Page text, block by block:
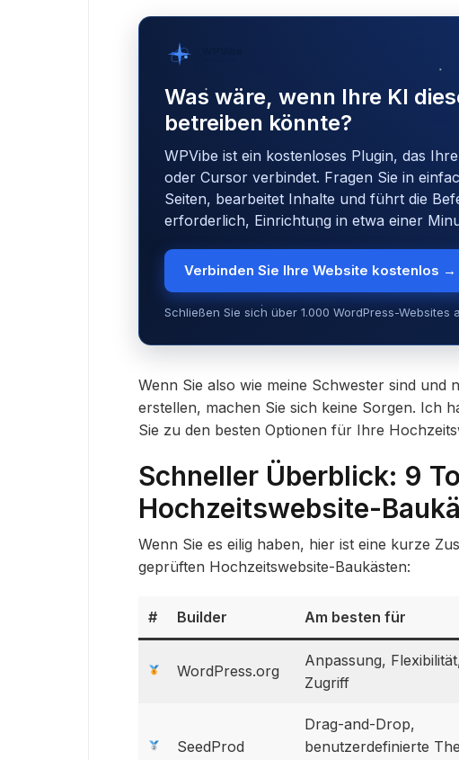
Was wäre, wenn Ihre KI
betreiben könnte?
WPVibe ist ein kostenloses Plugin, das
oder Cursor verbindet. Fragen Sie in
Seiten, bearbeitet Inhalte und führt die
erforderlich, Einrichtung in etwa einer
Verbinden Sie Ihre Website kostenlos →
Schließen Sie sich über 1.000 WordPress-Websites
Wenn Sie also wie meine Schwester sind und
erstellen, machen Sie sich keine Sorgen. Ich
Sie zu den besten Optionen für Ihre
Schneller Überblick: 9
Hochzeitswebsite-
Wenn Sie es eilig haben, hier ist eine kurze
geprüften Hochzeitswebsite-Baukästen:
# Builder Am besten für
WordPress.org
Anpassung,
Zugriff
SeedProd
Drag-and-Drop,
benutzerdefinierte